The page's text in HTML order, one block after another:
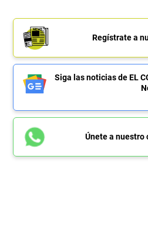
Regístrate a
Siga las noticias de EL
Únete a nuestro